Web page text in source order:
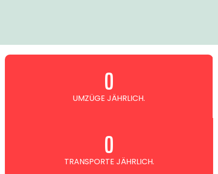
UMZÜGE JÄHRLICH.
0
TRANSPORTE JÄHRLICH.
0